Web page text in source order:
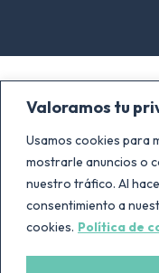
Valoramos tu
Usamos cookies para
mostrarle anuncios o
nuestro tráfico. Al
consentimiento a
cookies. Política de
Human Inteligence Hub
Av. Porto da Coruña, 3
15003 – A Coruña